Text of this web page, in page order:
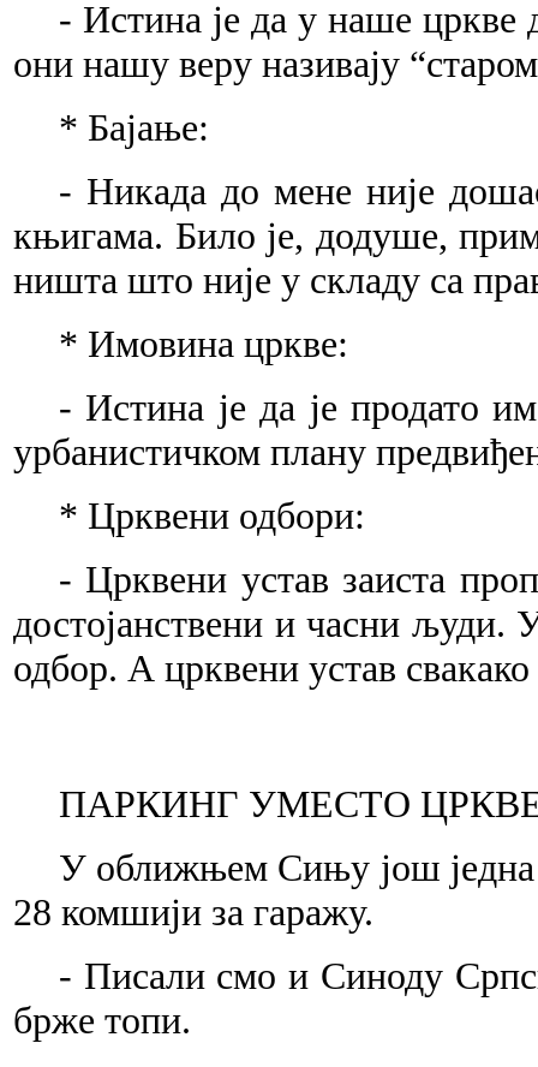
- Истина је да у наше
они нашу веру називају
* Бајање:
- Никада до мене није
књигама. Било је, додуше,
ништа што није у складу са
* Имовина цркве:
- Истина је да је продато
урбанистичком плану
* Црквени одбори:
- Црквени устав заиста
достојанствени и часни људи.
одбор. А црквени устав
ПАРКИНГ УМЕСТО
У оближњем Сињу још једна
28 комшији за гаражу.
- Писали смо и Синоду
брже топи.